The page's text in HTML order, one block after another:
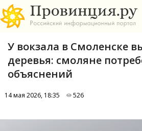
У вокзала в Смоленске
деревья: смоляне
объяснений
14 мая 2026, 18:35 526